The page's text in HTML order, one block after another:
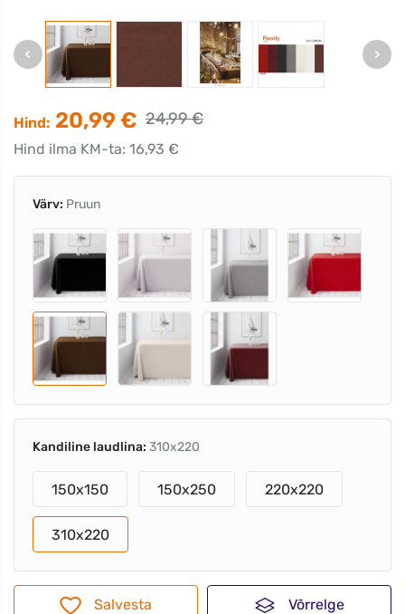
Hind: 20,99 € 24,99 €
Hind ilma KM-ta: 16,93 €
Värv: Pruun
Kandiline laudlina: 310x220
150x150 150x250 220x220
310x220
Salvesta Võrrelge